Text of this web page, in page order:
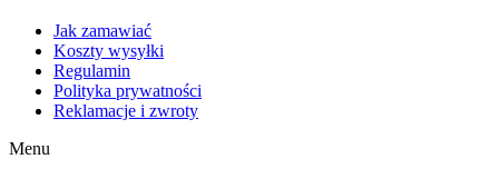
Jak zamawiać
Koszty wysyłki
Regulamin
Polityka prywatności
Reklamacje i zwroty
Menu